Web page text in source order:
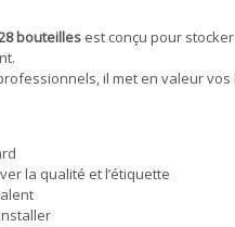
bouteilles est conçu pour
il met en valeur vos
la qualité et l’étiquette